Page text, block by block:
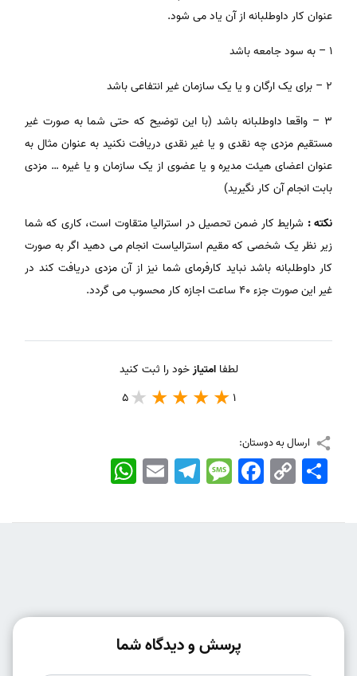
عنوان کار داوطلبانه از آن یاد می شود.
۱ – به سود جامعه باشد
۲ – برای یک ارگان و یا یک سازمان غیر انتفاعی باشد
۳ – واقعا داوطلبانه باشد (با این توضیح که حتی شما به صورت غیر
مستقیم مزدی چه نقدی و یا غیر نقدی دریافت نکنید به عنوان مثال به
عنوان اعضای هیئت مدیره و یا عضوی از یک سازمان و یا غیره … مزدی
بابت انجام آن کار نگیرید)
نکته : شرایط کار ضمن تحصیل در استرالیا متقاوت است، کاری که شما
زیر نظر یک شخصی که مقیم استرالیاست انجام می دهید اگر به صورت
کار داوطلبانه باشد نباید کارفرمای شما نیز از آن مزدی دریافت کند در
غیر این صورت جزء ۴۰ ساعت اجازه کار محسوب می گردد.
لطفاامتیازخود را ثبت کنید
1
5
ارسال به دوستان:
WhatsApp EmailTelegramMessageFacebook Copy
Link
اشتراک
پرسش و دیدگاه شما